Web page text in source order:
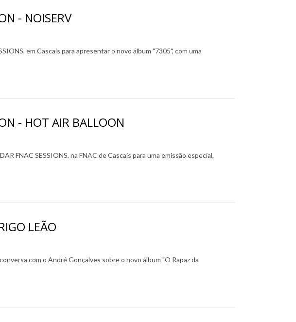
- NOISERV
em Cascais para apresentar o novo álbum "7305", com uma
- HOT AIR BALLOON
FNAC SESSIONS, na FNAC de Cascais para uma emissão especial,
LEÃO
com o André Gonçalves sobre o novo álbum "O Rapaz da